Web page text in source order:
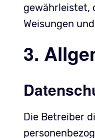
gewährleistet,
Weisungen
3.
Die Betreiber